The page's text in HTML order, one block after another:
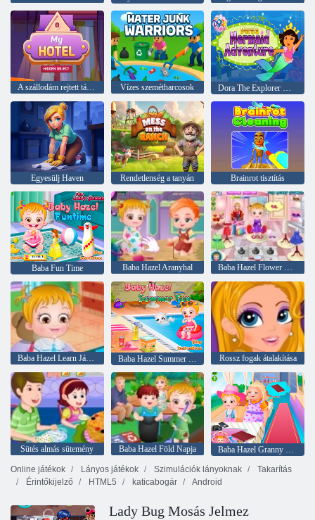
Vízes szemétharcosok Dora The Explorer Dora sellő kalandja
Egyesülj Haven Rendetlenség a tanyán Brainrot tisztítás
Baba Fun Time Baba Hazel Aranyhal Baba Hazel Flower Girl
Baba Hazel Learn Járművek Baba Hazel Summer Fun Rossz fogak átalakítása
Sütés almás sütemény Baba Hazel Föld Napja
Baba Hazel Granny House
Online játékok
Lányos játékok Szimulációk lányoknak
Takarítás
Érintőkijelző
HTML5 katicabogár Android
Lady Bug Mosás Jelmez